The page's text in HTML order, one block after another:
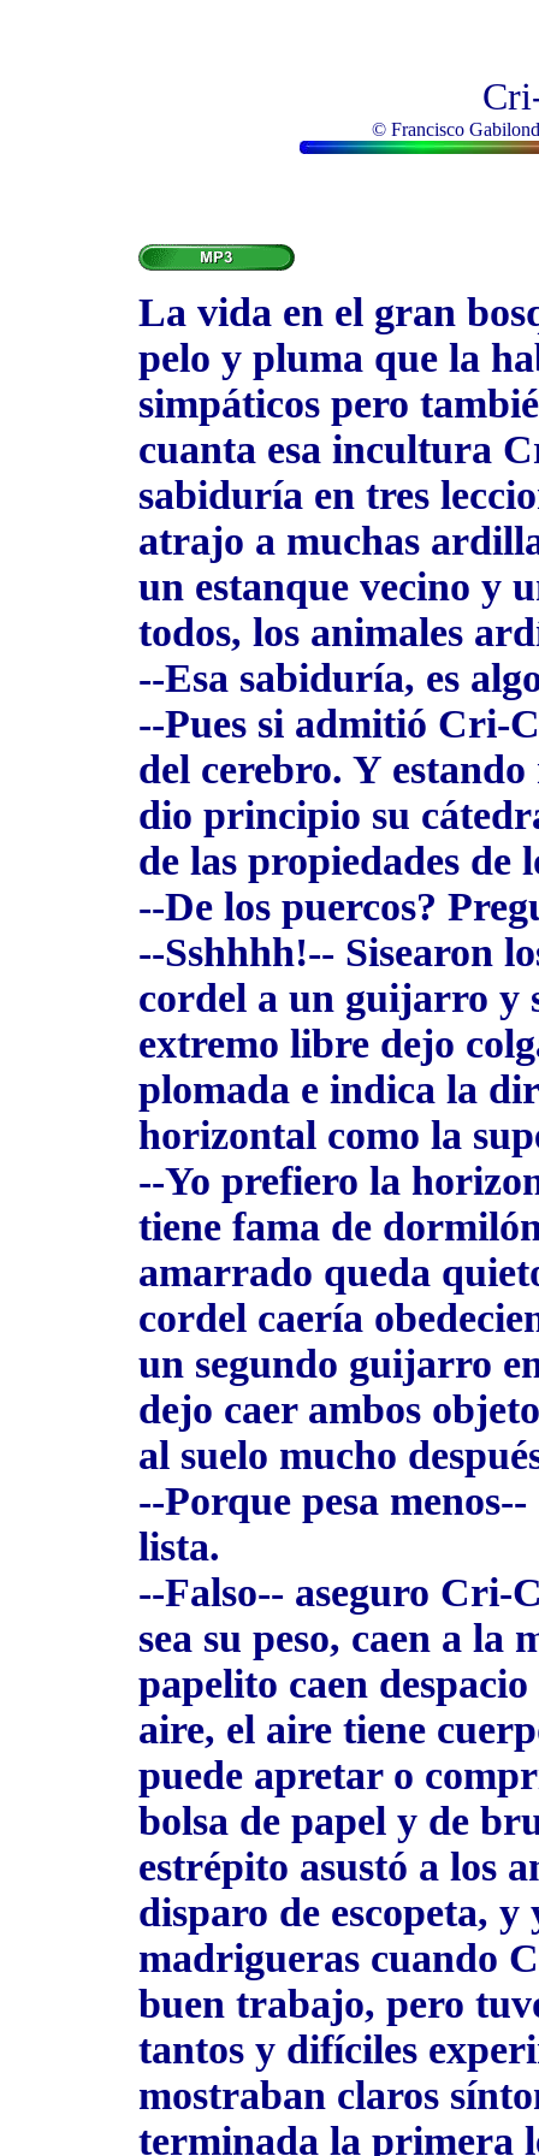
© Francisco
La vida en el gran
pelo y pluma que la
simpáticos pero
cuanta esa incultura
sabiduría en tres
atrajo a muchas
un estanque vecino y
todos, los animales
--Esa sabiduría, es
--Pues si admitió Cri-
del cerebro. Y
dio principio su
de las propiedades de
--De los puercos?
--Sshhhh!-- Sisearon
cordel a un guijarro y
extremo libre dejo
plomada e indica la
horizontal como la
--Yo prefiero la
tiene fama de
amarrado queda
cordel caería
un segundo guijarro
dejo caer ambos
al suelo mucho
--Porque pesa
lista.
--Falso-- aseguro Cri-
sea su peso, caen a la
papelito caen
aire, el aire tiene
puede apretar o
bolsa de papel y de
estrépito asustó a los
disparo de escopeta, y
madrigueras cuando
buen trabajo, pero
tantos y difíciles
mostraban claros
terminada la primera